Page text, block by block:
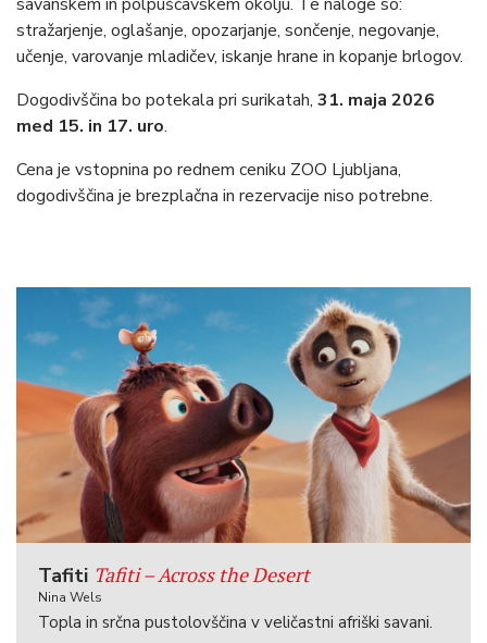
stražarjenje, oglašanje, opozarjanje, sončenje, negovanje,
učenje, varovanje mladičev, iskanje hrane in kopanje brlogov.
Dogodivščina bo potekala pri surikatah, 31. maja 2026
med 15. in 17. uro.
Cena je vstopnina po rednem ceniku ZOO Ljubljana,
dogodivščina je brezplačna in rezervacije niso potrebne.
Tafiti Tafiti – Across the Desert
Nina Wels
Topla in srčna pustolovščina v veličastni afriški savani.